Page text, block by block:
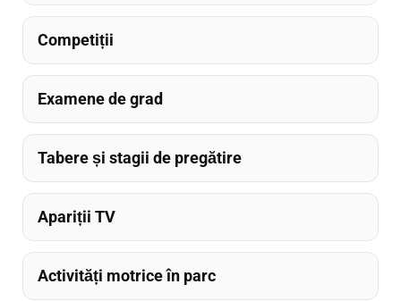
Competiții
Examene de grad
Tabere și stagii de pregătire
Apariții TV
Activități motrice în parc